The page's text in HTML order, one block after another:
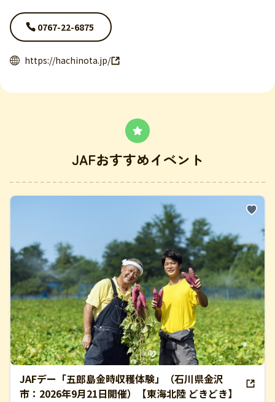
0767-22-6875
https://hachinota.jp/
JAFおすすめイベント
JAFデー「五郎島金時収穫体験」（石川県金沢
市：2026年9月21日開催）【東海北陸 どきどき】